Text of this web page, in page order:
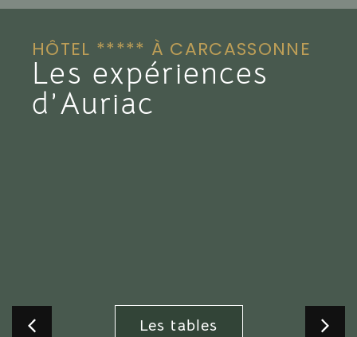
HÔTEL ***** À CARCASSONNE
Les expériences
d’Auriac
Les tables